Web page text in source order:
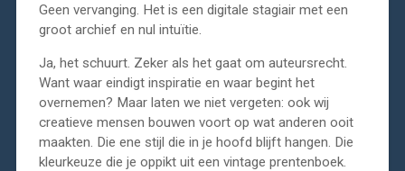
Geen vervanging. Het is een digitale stagiair met een
groot archief en nul intuïtie.
Ja, het schuurt. Zeker als het gaat om auteursrecht.
Want waar eindigt inspiratie en waar begint het
overnemen? Maar laten we niet vergeten: ook wij
creatieve mensen bouwen voort op wat anderen ooit
maakten. Die ene stijl die in je hoofd blijft hangen. Die
kleurkeuze die je oppikt uit een vintage prentenboek.